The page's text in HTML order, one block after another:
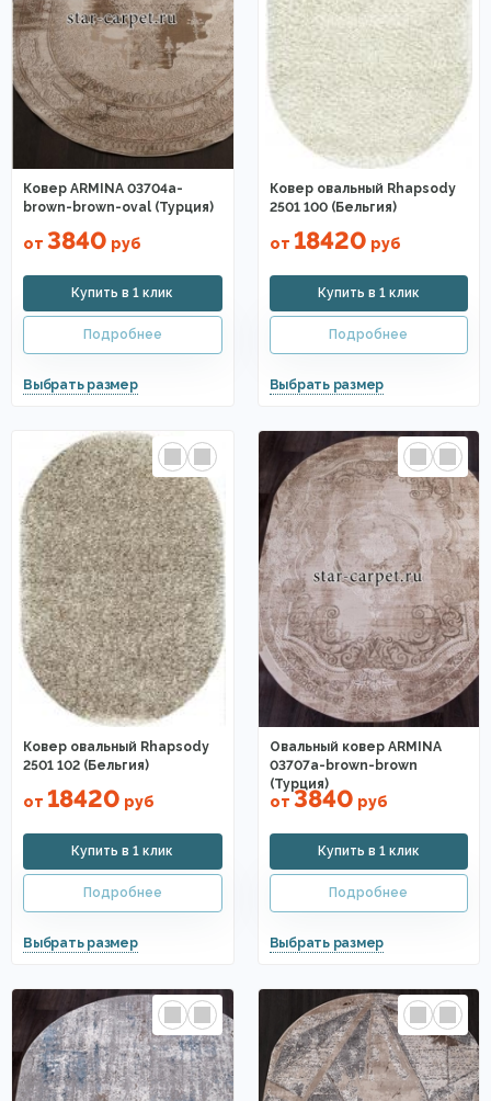
Ковер ARMINA 03704a-
brown-brown-oval (Турция)
от 3840 руб
Ковер овальный Rhapsody
2501 100 (Бельгия)
от 18420 руб
Ковер овальный Rhapsody
2501 102 (Бельгия)
от 18420 руб
Овальный ковер ARMINA
03707a-brown-brown
(Турция)
от 3840 руб